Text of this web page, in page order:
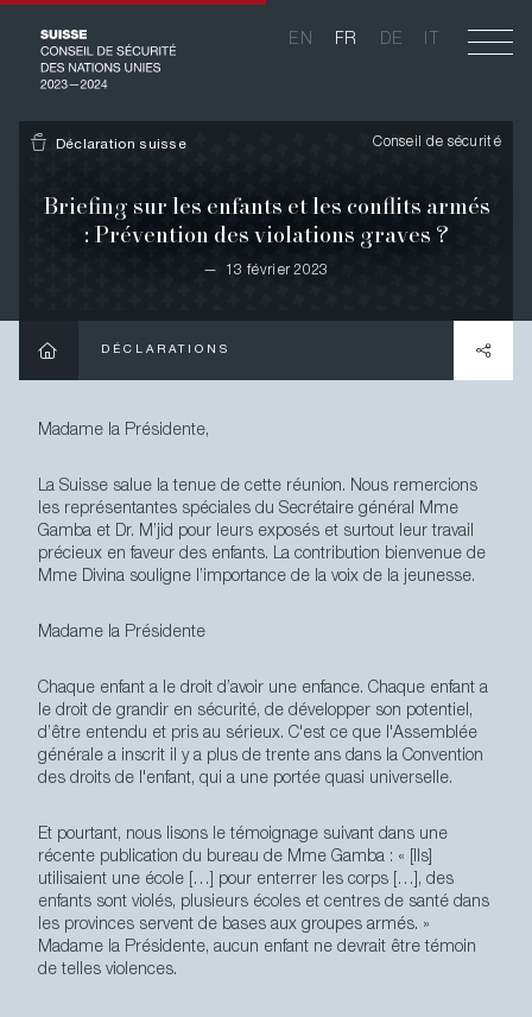
contenu
principal
EN FR DE IT
EN FR DE
Main
navigation
Accueil
Les priorités de la Suisse
Actualités
Déclarations
Galerie
Déclaration suisse Conseil de sécurité
— 13 février 2023
Briefing sur les enfants et les conflits armés
: Prévention des violations graves ?
DÉCLARATIONS
Madame la Présidente,
La Suisse salue la tenue de cette réunion. Nous remercions
les représentantes spéciales du Secrétaire général Mme
Gamba et Dr. M’jid pour leurs exposés et surtout leur travail
précieux en faveur des enfants. La contribution bienvenue de
Mme Divina souligne l’importance de la voix de la jeunesse.
Madame la Présidente
Chaque enfant a le droit d’avoir une enfance. Chaque enfant a
le droit de grandir en sécurité, de développer son potentiel,
d’être entendu et pris au sérieux. C'est ce que l'Assemblée
générale a inscrit il y a plus de trente ans dans la Convention
des droits de l'enfant, qui a une portée quasi universelle.
Et pourtant, nous lisons le témoignage suivant dans une
récente publication du bureau de Mme Gamba : « [Ils]
utilisaient une école […] pour enterrer les corps […], des
enfants sont violés, plusieurs écoles et centres de santé dans
les provinces servent de bases aux groupes armés. »
Madame la Présidente, aucun enfant ne devrait être témoin
de telles violences.